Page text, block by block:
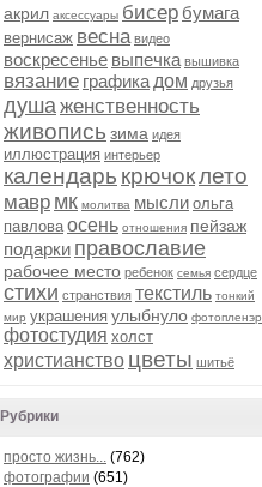
акрил аксессуары бисер бумага
вернисаж весна видео
воскресенье выпечка вышивка
вязание графика дом друзья
душаженственность
живопись зима идея
иллюстрация интерьер
календарь крючоклето
мавр мк молитва мысли ольга
павлова осень отношения пейзаж
подарки православие
рабочее место ребенок семья сердце
стихи странствия текстиль тонкий
мир украшения улыбнуло фотопленэр
фотостудия холст
христианство цветы шитьё
Рубрики
просто жизнь... (762)
фотографии (651)